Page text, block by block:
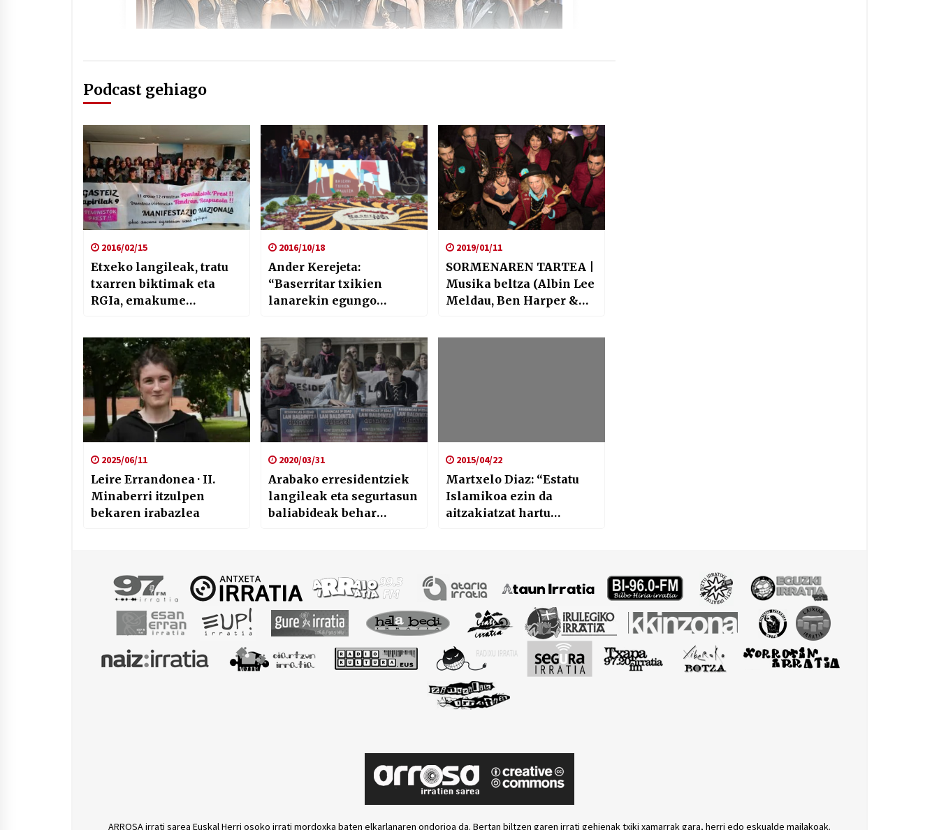
Podcast gehiago
2016/02/15
Etxeko langileak, tratu
txarren biktimak eta
RGIa, emakume
9ko manifa
2016/10/18
Ander Kerejeta:
“Baserritar txikien
lanarekin egungo
nahi dugu”
2019/01/11
SORMENAREN TARTEA |
Musika beltza (Albin Lee
Meldau, Ben Harper &
Squirrel nut zippers)
2025/06/11
Leire Errandonea · II.
Minaberri itzulpen
bekaren irabazlea
2020/03/31
Arabako erresidentziek
langileak eta segurtasun
baliabideak behar
2015/04/22
Martxelo Diaz: “Estatu
Islamikoa ezin da
aitzakiatzat hartu
ARROSA irrati sarea Euskal Herri osoko irrati mordoxka baten elkarlanaren ondorioa da. Bertan biltzen garen irrati gehienak txiki xamarrak gara, herri edo eskualde mailakoak.